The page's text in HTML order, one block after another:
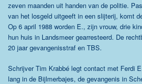
zeven maanden uit handen van de politie.
van het losgeld uitgeeft in een slijterij, komt
Op 6 april 1988 worden E., zijn vrouw, drie
hun huis in Landsmeer gearresteerd. De
20 jaar gevangenisstraf en TBS.
Schrijver Tim Krabbé legt contact met Ferdi
lang in de Bijlmerbajes, de gevangenis in